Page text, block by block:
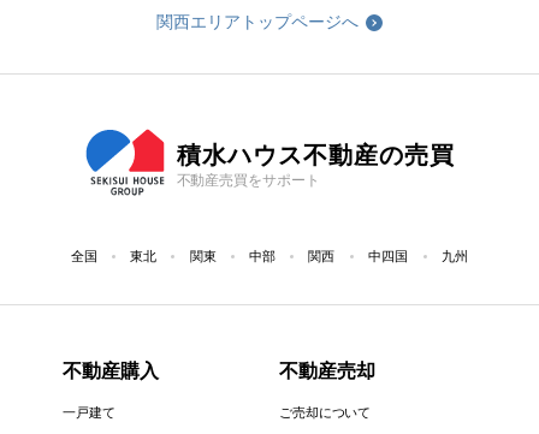
関西エリアトップページへ
積水ハウス不動産の売買
不動産売買をサポート
全国 東北 関東 中部 関西 中四国 九州
不動産購入
一戸建て
不動産売却
ご売却について